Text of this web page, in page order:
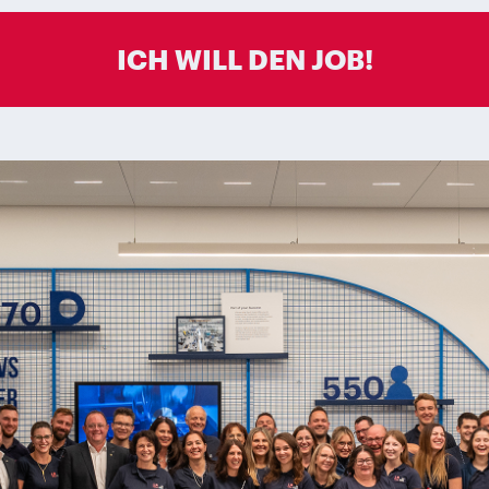
ICH WILL DEN JOB!